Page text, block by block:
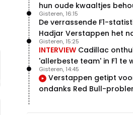
hun oude kwaaltjes
De verrassende F1-
Hadjar Verstappen het
Gisteren, 16:15
INTERVIEW Cadillac
'allerbeste team' in F1 te
Gisteren, 15:25
Verstappen getipt
ondanks Red Bull-
Gisteren, 14:45